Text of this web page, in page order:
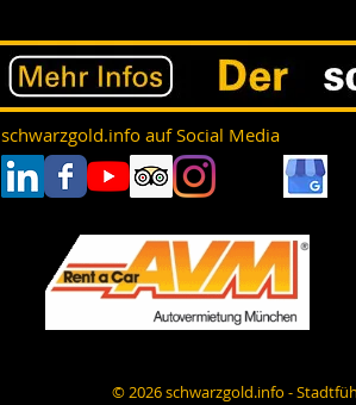
schwarzgold.info auf Social Media
© 2026 schwarzgold.info -